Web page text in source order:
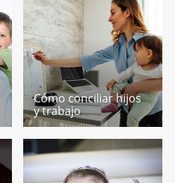
Cómo conciliar hijos
y trabajo